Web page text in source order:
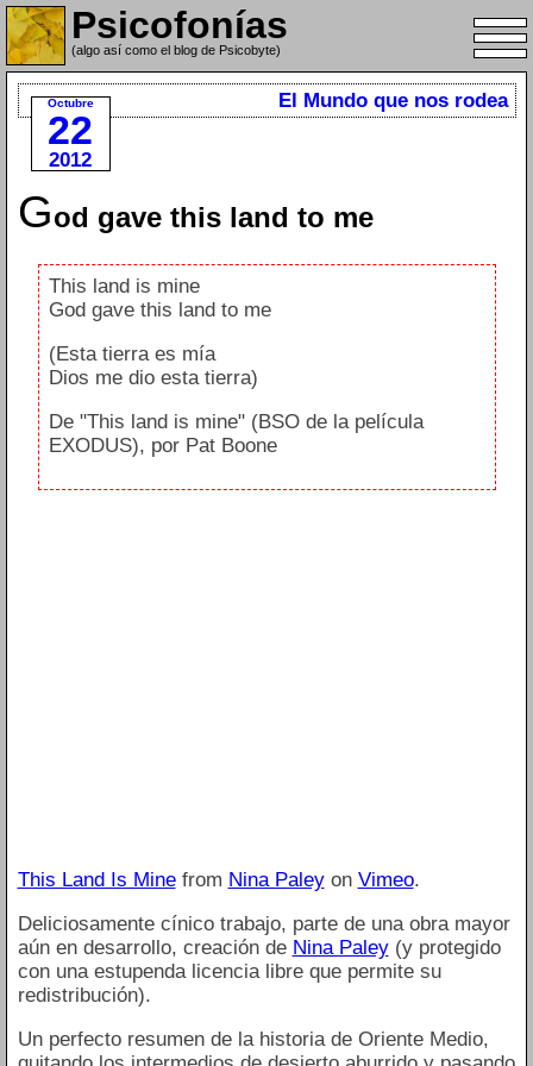
Psicofonías
(algo así como el blog de Psicobyte)
Octubre
22
2012
El Mundo que nos rodea
God gave this land to me
This land is mine
God gave this land to me
(Esta tierra es mía
Dios me dio esta tierra)
De "This land is mine" (BSO de la película
EXODUS), por Pat Boone
This Land Is Minefrom Nina Paleyon Vimeo.
Deliciosamente cínico trabajo, parte de una obra mayor
aún en desarrollo, creación de Nina Paley(y protegido
con una estupenda licencia libre que permite su
redistribución).
Un perfecto resumen de la historia de Oriente Medio,